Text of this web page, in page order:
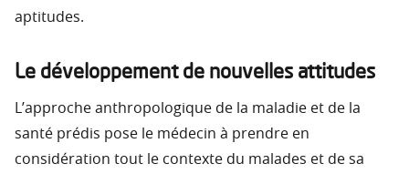
aptitudes.
Le développement de nouvelles attitudes
L’approche anthropologique de la maladie et de la
santé prédis pose le médecin à prendre en
considération tout le contexte du malades et de sa